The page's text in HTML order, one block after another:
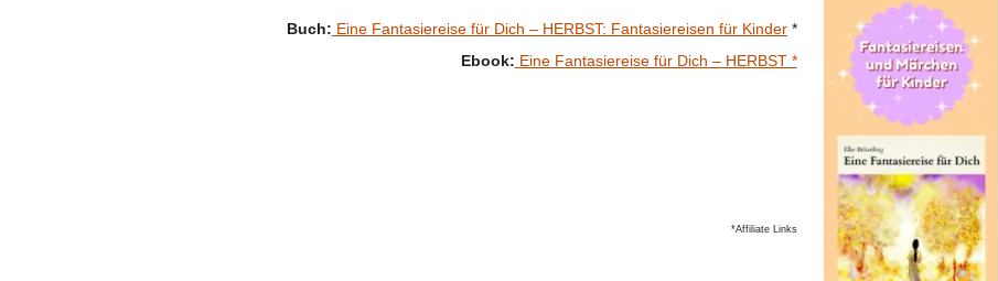
Buch: Eine Fantasiereise für Dich – HERBST: Fantasiereisen für Kinder*
Ebook: Eine Fantasiereise für Dich – HERBST *
*Affiliate Links